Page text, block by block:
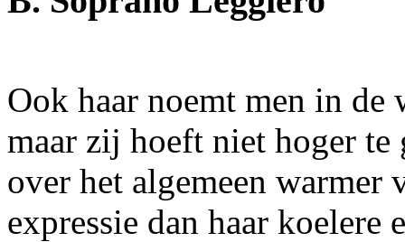
Ook haar noemt men in
maar zij hoeft niet hoger te
over het algemeen warmer
expressie dan haar koelere